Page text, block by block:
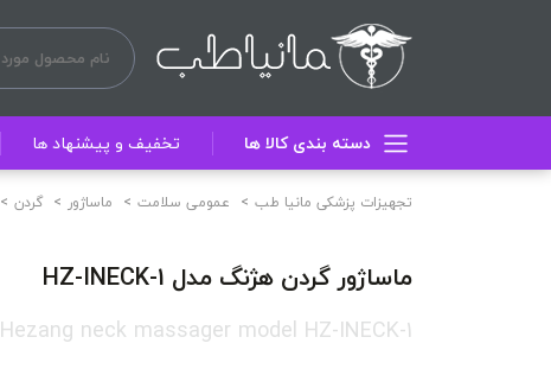
دسته بندی کالا ها تخفیف و پیشنهاد ها
تجهیزات پزشکی مانیا طب عمومی سلامت ماساژور گردن
ماساژور گردن هژنگ مدل HZ-INECK-1
Hezang neck massager model HZ-INECK-1